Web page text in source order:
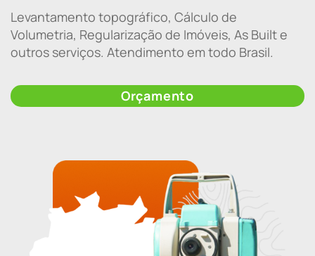
Levantamento topográfico, Cálculo de
Volumetria, Regularização de Imóveis, As Built e
outros serviços. Atendimento em todo Brasil.
Orçamento